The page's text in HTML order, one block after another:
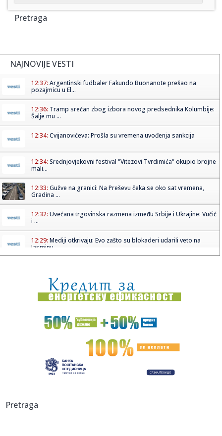
Pretraga
NAJNOVIJE VESTI
12:37: Argentinski fudbaler Fakundo Buonanote prešao na
pozajmicu u El...
12:36: Tramp srećan zbog izbora novog predsednika Kolumbije:
Šalje mu ...
12:34: Cvijanovićeva: Prošla su vremena uvođenja sankcija
12:34: Srednjovjekovni festival "Vitezovi Tvrdimića" okupio brojne
mali...
12:33: Gužve na granici: Na Preševu čeka se oko sat vremena,
Gradina ...
12:32: Uvećana trgovinska razmena između Srbije i Ukrajine: Vučić
i ...
12:29: Mediji otkrivaju: Evo zašto su blokaderi udarili veto na
Jasminu...
12:25:Uklonjene tri velike i više malih divljih deponija
12:25:Posle požara zabrana gradnje 30 godina? Akademski
plenum traži ...
Najmirisniji novitet leta: Gisou hair & body mist
12:21:Oglasio se MUP: Građanima Srbije upućen apel
svjetske automobi...
Pretraga